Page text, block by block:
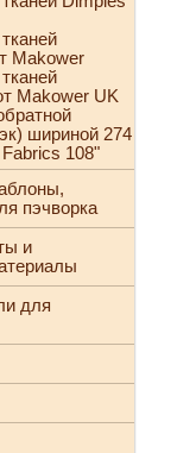
Makower
Makower UK
шириной 274
108"
пэчворка
и
для